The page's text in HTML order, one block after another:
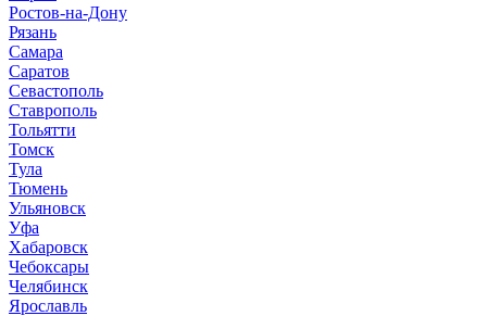
Ростов-на-Дону
Рязань
Самара
Саратов
Севастополь
Ставрополь
Тольятти
Томск
Тула
Тюмень
Ульяновск
Уфа
Хабаровск
Чебоксары
Челябинск
Ярославль